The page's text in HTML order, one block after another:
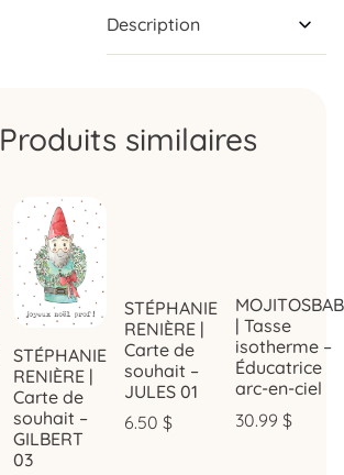
Description
Produits similaires
STÉPHANIE
RENIÈRE |
Carte de
souhait –
GILBERT
03
STÉPHANIE
RENIÈRE |
Carte de
souhait –
JULES 01
6.50 $
| Tasse
isotherme –
Éducatrice
arc-en-ciel
30.99 $